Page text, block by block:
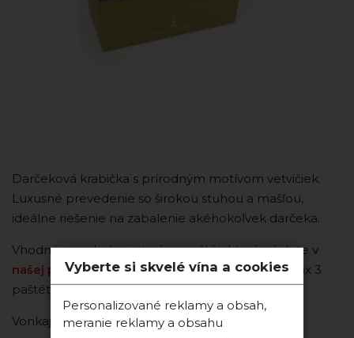
Darčeková krabička s prírodným motívom vetvičiek.
Luxusné prevedenie so širokou stuhou a mašľou,
ideálne riešenie na zabalenie akéhokoľvek darčeka.
Vhodná na zabalenie terín a paštét, ktoré nájdete v
našej ponuke TU. Do tejto krabice sa zmestia max 3
paštéty.
Vonkajší rozmer: 21 x 9 x 9 cm
Vyberte si skvelé vína a cookies
Personalizované reklamy a obsah,
meranie reklamy a obsahu